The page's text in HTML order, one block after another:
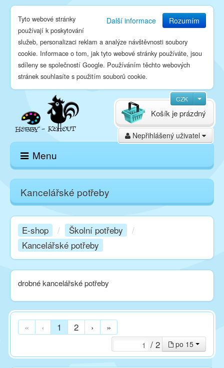
Další informace Rozumím
Tyto webové stránky
používají k poskytování
služeb, personalizaci reklam a analýze návštěvnosti soubory
cookie. Informace o tom, jak tyto webové stránky používáte, jsou
sdíleny se společností Google. Používáním těchto webových
stránek souhlasíte s použitím souborů cookie.
CZK
Nepřihlášený uživatel
Košík je prázdný
Menu
Domů
E-shop
Kurzy
Techniky
Inspirace
Kancelářské potřeby
E-shop / Školní potřeby
/
Kancelářské potřeby
drobné kancelářské potřeby
« ‹ 1 2 › »
po 15
/ 2